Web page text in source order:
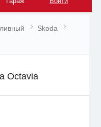
Skoda
Octavia